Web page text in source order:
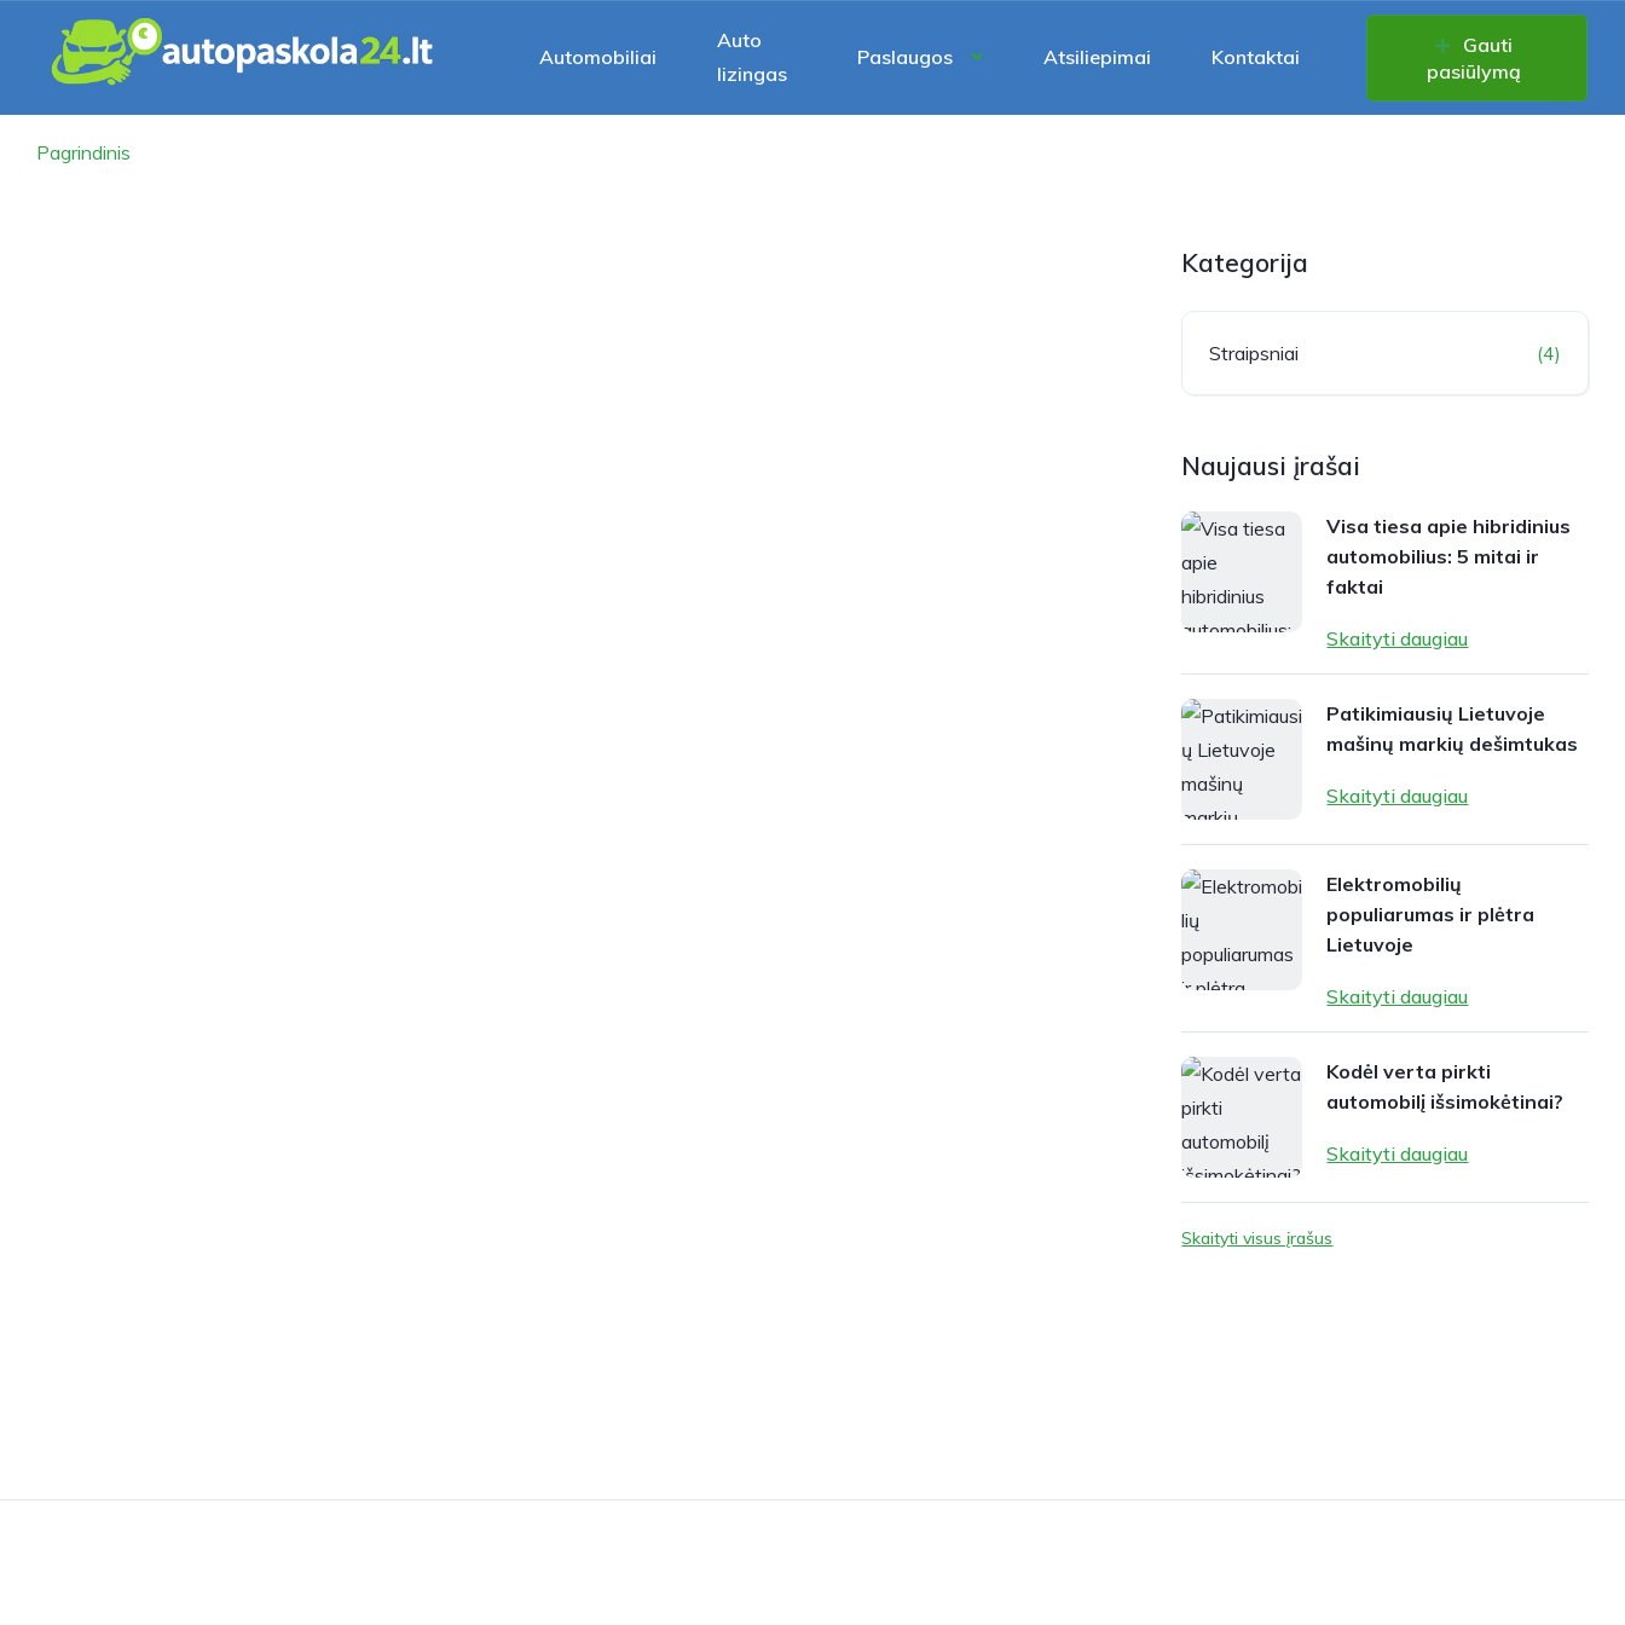
Automobiliai
Auto
lizingas
Paslaugos Atsiliepimai Kontaktai
Gauti
pasiūlymą
Pagrindinis
Kategorija
Straipsniai (4)
Naujausi įrašai
Visa tiesa apie hibridinius
automobilius: 5 mitai ir
faktai
Skaityti daugiau
Patikimiausių Lietuvoje
mašinų markių dešimtukas
Skaityti daugiau
Elektromobilių
populiarumas ir plėtra
Lietuvoje
Skaityti daugiau
Kodėl verta pirkti
automobilį išsimokėtinai?
Skaityti daugiau
Skaityti visus įrašus